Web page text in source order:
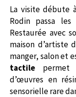
La visite débute
Rodin passa
Restaurée avec
maison d’artiste
manger, salon et
tactile permet
d’œuvres en
sensorielle rare